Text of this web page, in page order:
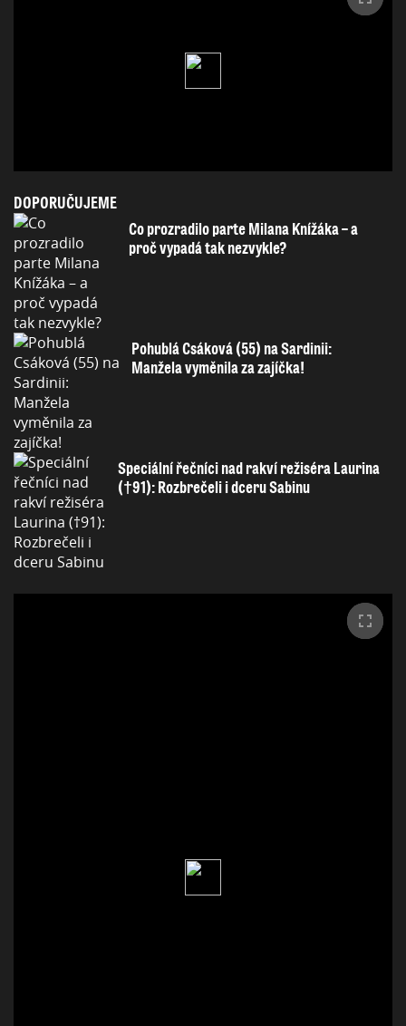
DOPORUČUJEME
Co prozradilo parte Milana Knížáka – a
proč vypadá tak nezvykle?
Pohublá Csáková (55) na Sardinii:
Manžela vyměnila za zajíčka!
Speciální řečníci nad rakví režiséra Laurina
(†91): Rozbrečeli i dceru Sabinu